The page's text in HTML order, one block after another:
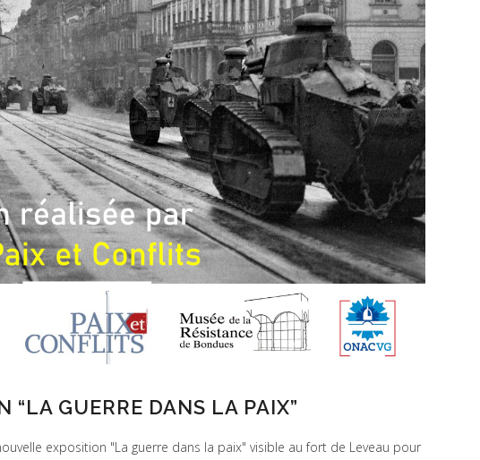
“LA GUERRE DANS LA PAIX”
exposition "La guerre dans la paix" visible au fort de Leveau pour